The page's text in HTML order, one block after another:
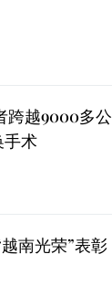
跨越9000多公
手术
南光荣”表彰